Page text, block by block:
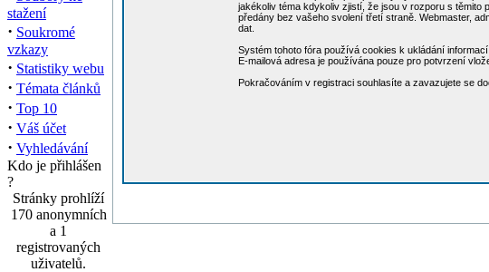
stažení
· Soukromé
vzkazy
· Statistiky webu
· Témata článků
· Top 10
· Váš účet
· Vyhledávání
Kdo je přihlášen
?
Stránky prohlíží
170 anonymních
a 1
registrovaných
uživatelů.
jakékoliv téma kdykoliv zjistí, že jsou v rozporu s těmito
předány bez vašeho svolení třetí straně. Webmaster,
dat.
Systém tohoto fóra používá cookies k ukládání
E-mailová adresa je používána pouze pro potvrzení
Pokračováním v registraci souhlasíte a zavazujete se